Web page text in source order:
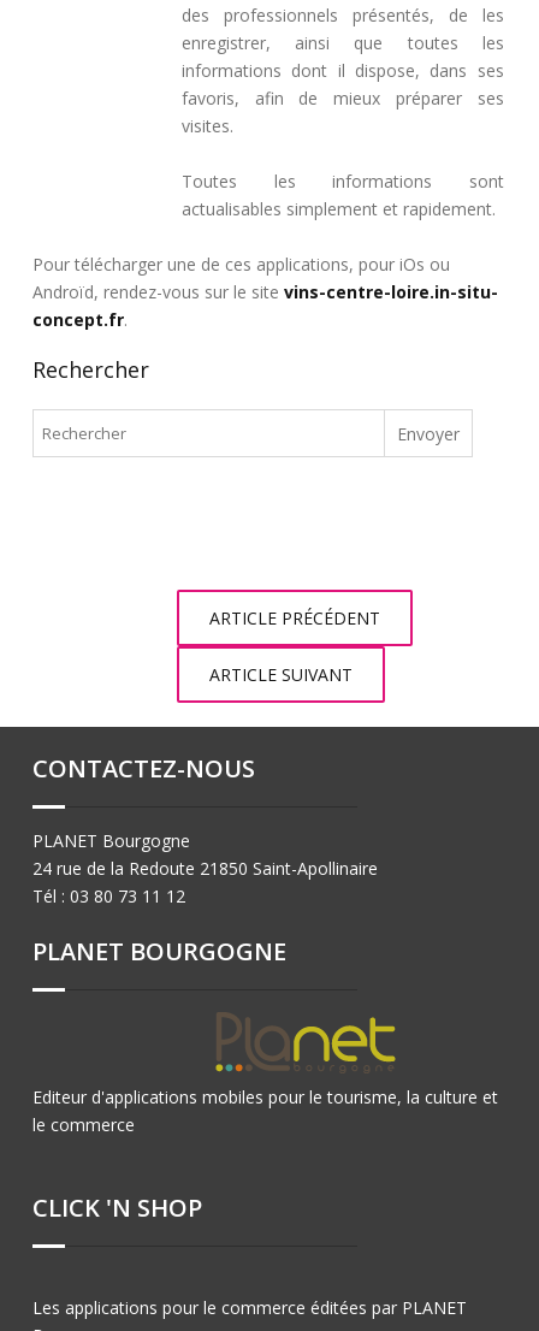
des professionnels présentés, de les
enregistrer, ainsi que toutes les
informations dont il dispose, dans ses
favoris, afin de mieux préparer ses
visites.
Toutes les informations sont
actualisables simplement et rapidement.
Pour télécharger une de ces applications, pour iOs ou
Androïd, rendez-vous sur le site vins-centre-loire.in-situ-
concept.fr.
Rechercher
ARTICLE PRÉCÉDENT
ARTICLE SUIVANT
CONTACTEZ-NOUS
PLANET Bourgogne
24 rue de la Redoute 21850 Saint-Apollinaire
Tél : 03 80 73 11 12
PLANET BOURGOGNE
Editeur d'applications mobiles pour le tourisme, la culture et
le commerce
CLICK 'N SHOP
Les applications pour le commerce éditées par PLANET